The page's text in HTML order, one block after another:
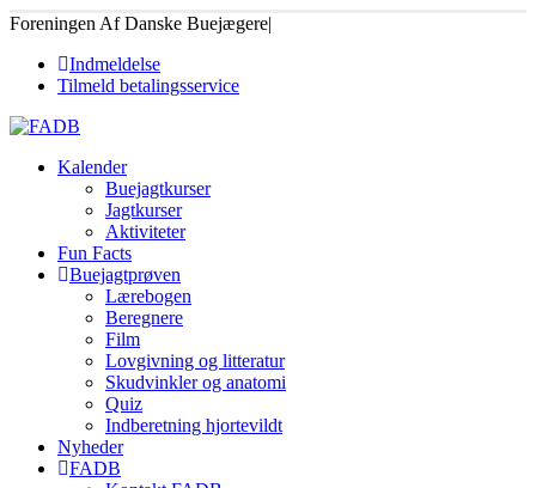
Foreningen Af Danske Buejægere|
Indmeldelse
Tilmeld betalingsservice
Kalender
Buejagtkurser
Jagtkurser
Aktiviteter
Fun Facts
Buejagtprøven
Lærebogen
Beregnere
Film
Lovgivning og litteratur
Skudvinkler og anatomi
Quiz
Indberetning hjortevildt
Nyheder
FADB